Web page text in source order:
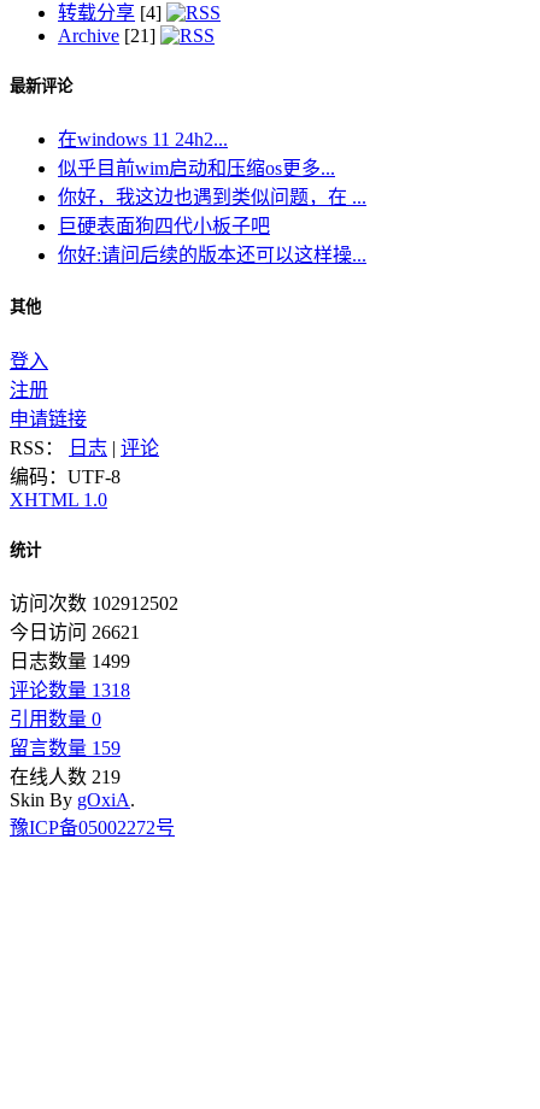
转载分享 [4]
Archive [21]
最新评论
在windows 11 24h2...
似乎目前wim启动和压缩os更多...
你好，我这边也遇到类似问题，在 ...
巨硬表面狗四代小板子吧
你好:请问后续的版本还可以这样操...
其他
登入
注册
申请链接
RSS：
日志 | 评论
编码：UTF-8
XHTML 1.0
统计
访问次数 102912502
今日访问 26621
日志数量 1499
评论数量 1318
引用数量 0
留言数量 159
在线人数 219
Skin By gOxiA.
豫ICP备05002272号